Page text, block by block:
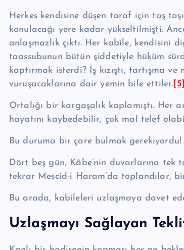
Herkes kendisine düşen taraf için taş
konulacağı yere kadar yükseltilmişti.
anlaşmazlık çıktı. Her kabile, kendisini
taassubunun bü­tün şiddetiyle hüküm
kaptırmak isterdi? İş kızıştı, tartışma
vuruşacaklarına dair yemin bile ettiler. [5]
Ortalığı bir kargaşalık kaplamıştı. Her
hayatını kaybedebilir, çok mal telef
Bu duruma bir çare bulmak gerekiyordu!
Dört beş gün, Kâbe’nin duvarlarına
tekrar Mescid-i Haram’da toplandılar,
Bu arada, kabileleri uzlaşmaya davet
Uzlaşmayı Sağlayan